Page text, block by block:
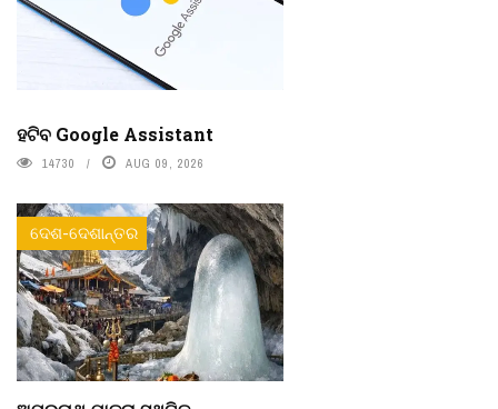
ହଟିବ Google Assistant
14730 AUG 09, 2026
ଦେଶ-ଦେଶାନ୍ତର